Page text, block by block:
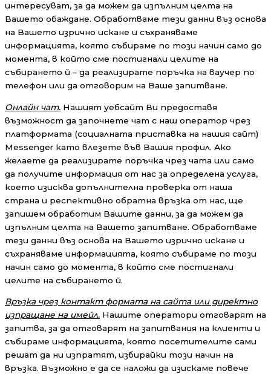
интересуват, за да можем да изпълним целта на
Вашето обаждане. Обработваме тези данни въз основа
на Вашето изрично искане и съхраняваме
информацията, която събираме по този начин само до
момента, в който сме постигнали целите на
събирането й – да реализирате поръчка на ваучер по
телефон или да отговорим на Ваше запитване.
Онлайн чат. Нашият уебсайт Ви предоставя
възможност да започнете чат с наш оператор чрез
платформата (социалната приставка на нашия сайт)
Messenger като влезете във Вашия профил. Ако
желаете да реализирате поръчка чрез чата или само
да получите информация от нас за определена услуга,
което изисква допълнителна проверка от наша
страна и респективно обратна връзка от нас, ще
запишем обработим Вашите данни, за да можем да
изпълним целта на Вашето запитване. Обработваме
тези данни въз основа на Вашето изрично искане и
съхраняваме информацията, която събираме по този
начин само до момента, в който сме постигнали
целите на събирането й.
Връзка чрез контакт формата на сайта или директно
изпращане на имейл. Нашите оператори отговарят на
запитва, за да отговарят на запитвания на клиенти и
събираме информацията, която посетителите сами
решат да ни изпратят, избирайки този начин на
връзка. Възможно е да се наложи да изискаме повече